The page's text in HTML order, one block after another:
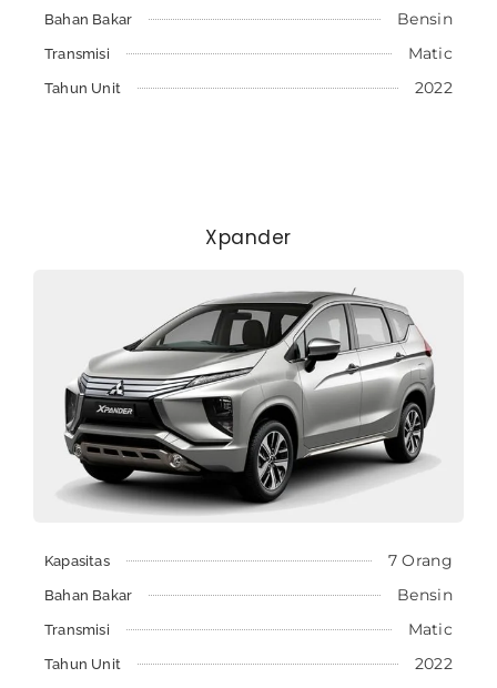
Bahan Bakar Bensin
Transmisi Matic
Tahun Unit 2022
Xpander
Kapasitas 7 Orang
Bahan Bakar Bensin
Transmisi Matic
Tahun Unit 2022